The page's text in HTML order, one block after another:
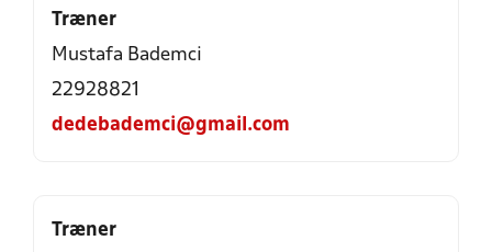
Træner
Mustafa Bademci
22928821
dedebademci@gmail.com
Træner